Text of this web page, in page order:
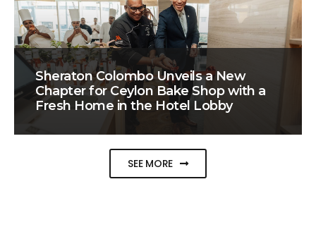
Sheraton Colombo Unveils a New
Chapter for Ceylon Bake Shop with a
Fresh Home in the Hotel Lobby
SEE MORE